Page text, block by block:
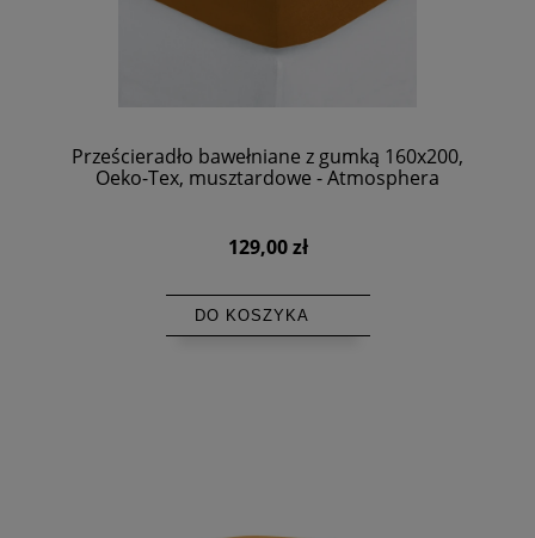
Prześcieradło bawełniane z gumką 160x200,
Oeko-Tex, musztardowe - Atmosphera
129,00 zł
DO KOSZYKA